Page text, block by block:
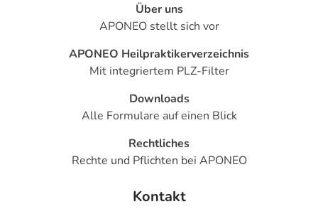
Über uns
APONEO stellt sich vor
APONEO Heilpraktikerverzeichnis
Mit integriertem PLZ-Filter
Downloads
Alle Formulare auf einen Blick
Rechtliches
Rechte und Pflichten bei APONEO
Kontakt